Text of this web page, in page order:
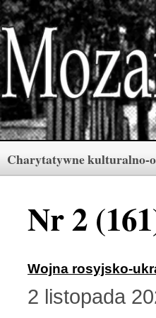
Charytatywne kulturalno-
1
Nr 2
Wojna rosyjsko-
2 listopada